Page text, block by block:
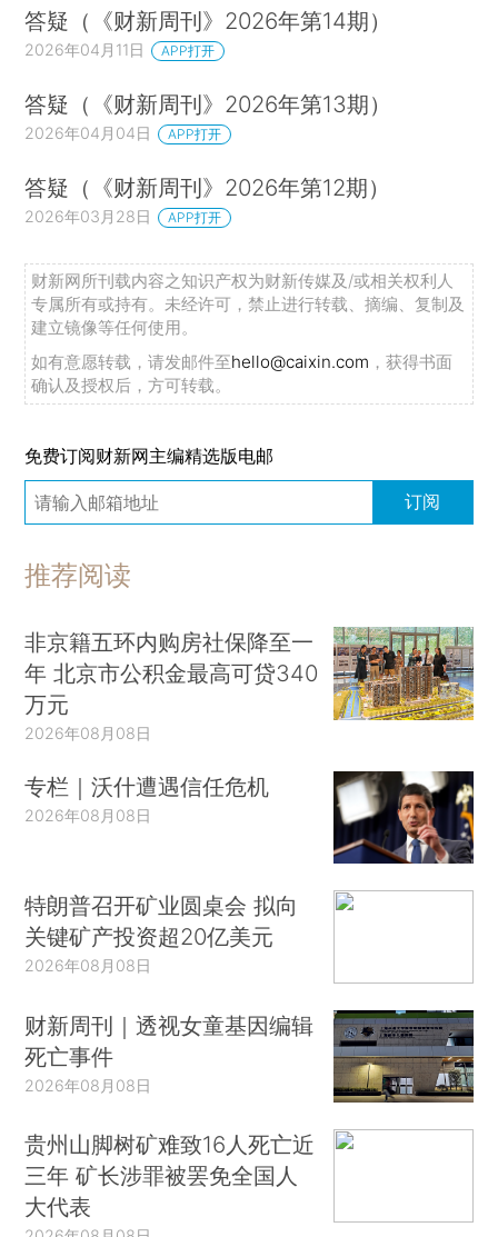
答疑（《财新周刊》2026年第14期）
2026年04月11日 APP打开
答疑（《财新周刊》2026年第13期）
2026年04月04日 APP打开
答疑（《财新周刊》2026年第12期）
2026年03月28日 APP打开
财新网所刊载内容之知识产权为财新传媒及/或相关权利人
专属所有或持有。未经许可，禁止进行转载、摘编、复制及
建立镜像等任何使用。
如有意愿转载，请发邮件至hello@caixin.com ，获得书面
确认及授权后，方可转载。
免费订阅财新网主编精选版电邮
订阅
推荐阅读
非京籍五环内购房社保降至一
年 北京市公积金最高可贷340
万元
2026年08月08日
专栏｜沃什遭遇信任危机
2026年08月08日
特朗普召开矿业圆桌会 拟向
关键矿产投资超20亿美元
2026年08月08日
财新周刊｜透视女童基因编辑
死亡事件
2026年08月08日
贵州山脚树矿难致16人死亡近
三年 矿长涉罪被罢免全国人
大代表